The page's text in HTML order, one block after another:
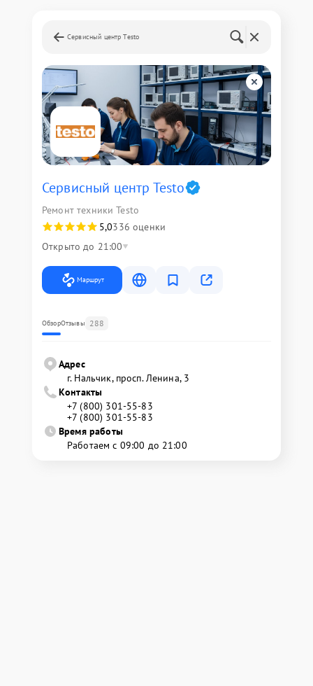
Сервисный центр Testo
Сервисный центр Testo
Ремонт техники Testo
5,0336 оценки
Открыто до 21:00
Маршрут
ОбзорОтзывы 288
Адрес
г. Нальчик, просп. Ленина, 3
Контакты
+7 (800) 301-55-83
+7 (800) 301-55-83
Время работы
Работаем с 09:00 до 21:00